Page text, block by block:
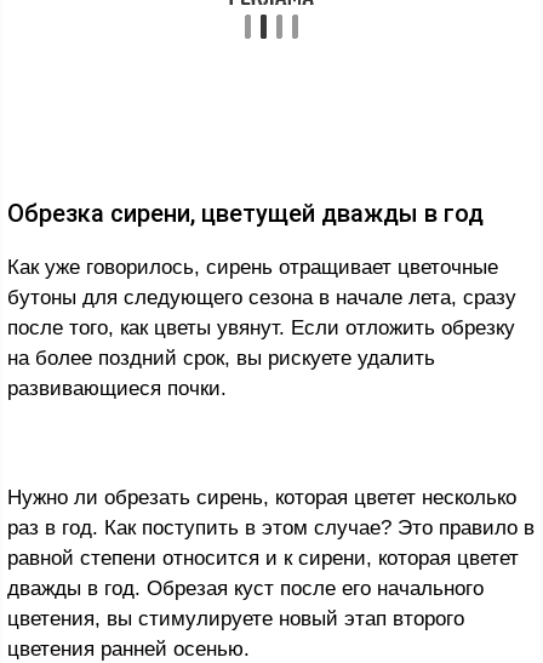
Обрезка сирени, цветущей дважды в год
Как уже говорилось, сирень отращивает цветочные
бутоны для следующего сезона в начале лета, сразу
после того, как цветы увянут. Если отложить обрезку
на более поздний срок, вы рискуете удалить
развивающиеся почки.
Нужно ли обрезать сирень, которая цветет несколько
раз в год. Как поступить в этом случае? Это правило в
равной степени относится и к сирени, которая цветет
дважды в год. Обрезая куст после его начального
цветения, вы стимулируете новый этап второго
цветения ранней осенью.